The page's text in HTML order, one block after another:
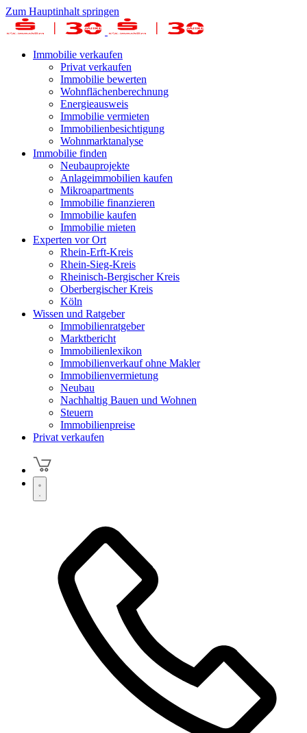
Zum Hauptinhalt springen
Immobilie verkaufen
Privat verkaufen
Immobilie bewerten
Wohnflächenberechnung
Energieausweis
Immobilie vermieten
Immobilienbesichtigung
Wohnmarktanalyse
Immobilie finden
Neubauprojekte
Anlageimmobilien kaufen
Mikroapartments
Immobilie finanzieren
Immobilie kaufen
Immobilie mieten
Experten vor Ort
Rhein-Erft-Kreis
Rhein-Sieg-Kreis
Rheinisch-Bergischer Kreis
Oberbergischer Kreis
Köln
Wissen und Ratgeber
Immobilienratgeber
Marktbericht
Immobilienlexikon
Immobilienverkauf ohne Makler
Immobilienvermietung
Neubau
Nachhaltig Bauen und Wohnen
Steuern
Immobilienpreise
Privat verkaufen